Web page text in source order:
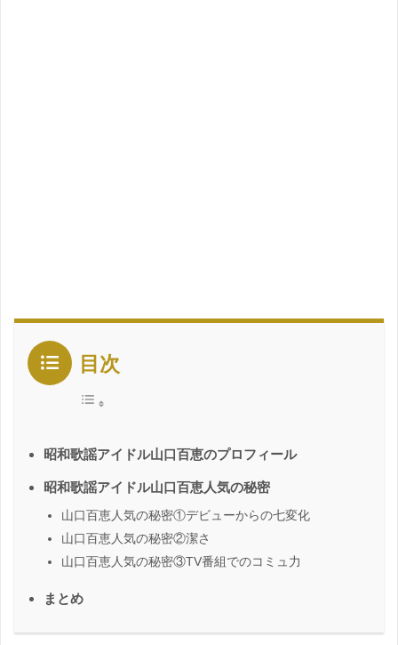
目次
昭和歌謡アイドル山口百恵のプロフィール
昭和歌謡アイドル山口百恵人気の秘密
山口百恵人気の秘密①デビューからの七変化
山口百恵人気の秘密②潔さ
山口百恵人気の秘密③TV番組でのコミュ力
まとめ